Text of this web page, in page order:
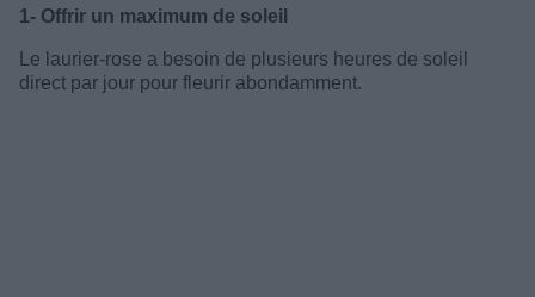
1- Offrir un maximum de soleil
Le laurier-rose a besoin de plusieurs heures de soleil
direct par jour pour fleurir abondamment.